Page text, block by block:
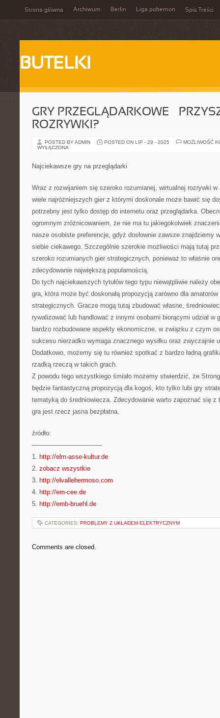
Strona główna Archiwum Berlin Liga pokemon Spis Treści
BUTELKI
GRY PRZEGLĄDARKOWE –
ROZRYWKI?
POSTED BY ADMIN POSTED ON LIP - 29 - 2025
MOŻLIWOŚĆ
WYŁĄCZONA
Najciekawsze gry na przeglądarki
Wraz z rozwijaniem się szeroko rozumianej, wirtualnej rozrywki w
wiele najróżniejszych gier z którymi doskonale może bawić się
potrzebny jest tylko dostęp do internetu oraz przeglądarka.
ogromnym zróżnicowaniem, że nie ma tu jakiegokolwiek
nasze osobiste preferencje, gdyż dosłownie zawsze znajdziemy
siebie ciekawego. Szczególnie szerokie możliwości mają tutaj
szeroko rozumianych gier strategicznych, ponieważ to właśnie
zdecydowanie największą popularnością.
Do tych najciekawszych tytułów tego typu niewątpliwie należy
gra, która może być doskonałą propozycją zarówno dla
strategicznych. Gracze mogą tutaj zbudować własne,
rywalizować lub handlować z innymi osobami biorącymi udział w
bardzo rozbudowane aspekty ekonomiczne, w związku z czym
sukcesu nierzadko wymaga znacznego wysiłku oraz zwyczajnie
Dodatkowo, możemy się tu również spotkać z bardzo ładną
rzadką rzeczą w takich grach.
Z powodu tego wszystkiego śmiało możemy stwierdzić, że
będzie fantastyczną propozycją dla kogoś, kto tylko lubi gry
tematyką do średniowiecza. Zdecydowanie warto zapoznać się z
gra jest rzecz jasna bezpłatna.
źródło:
———————————
1. http://elm-asse-kultur.de
2. zobacz wszystkie
3. http://elvallehermoso.com
4. http://em-cee.de
5. http://emb-bruehl.de
CATEGORIES: PROBLEMY Z UKŁADEM ELEKTRYCZNYM
Comments are closed.